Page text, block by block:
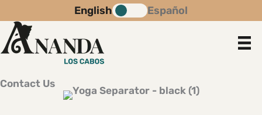
to
content
English Español
Contact Us